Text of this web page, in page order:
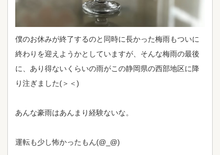
僕のお休みが終了するのと同時に長かった梅雨もついに
終わりを迎えようかとしていますが、そんな梅雨の最後
に、あり得ないくらいの雨がこの静岡県の西部地区に降
り注ぎました(＞＜)
あんな豪雨はあんまり経験ないな。
運転も少し怖かったもん(@_@)